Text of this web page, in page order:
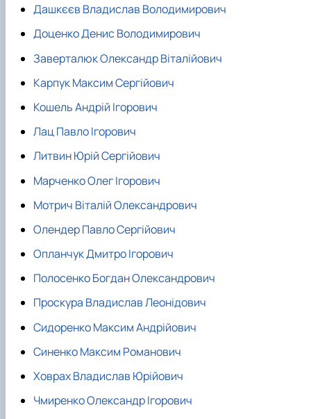
Дашкєєв Владислав Володимирович
Доценко Денис Володимирович
Заверталюк Олександр Віталійович
Карпук Максим Сергійович
Кошель Андрій Ігорович
Лац Павло Ігорович
Литвин Юрій Сергійович
Марченко Олег Ігорович
Мотрич Віталій Олександрович
Олендер Павло Сергійович
Опланчук Дмитро Ігорович
Полосенко Богдан Олександрович
Проскура Владислав Леонідович
Сидоренко Максим Андрійович
Синенко Максим Романович
Ховрах Владислав Юрійович
Чмиренко Олександр Ігорович